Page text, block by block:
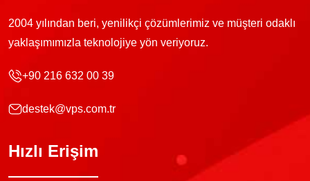
2004 yılından beri, yenilikçi çözümlerimiz ve müşteri odaklı
yaklaşımımızla teknolojiye yön veriyoruz.
+90 216 632 00 39
destek@vps.com.tr
Hızlı Erişim